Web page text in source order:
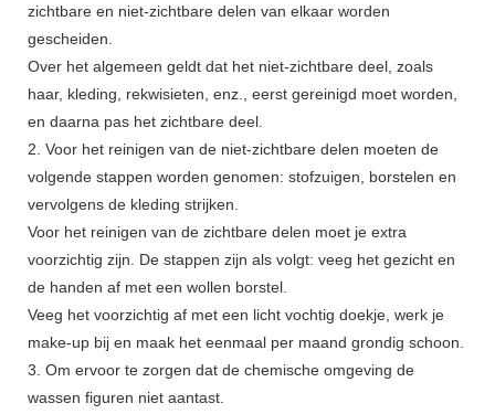
zichtbare en niet-zichtbare delen van elkaar worden
gescheiden.
Over het algemeen geldt dat het niet-zichtbare deel, zoals
haar, kleding, rekwisieten, enz., eerst gereinigd moet worden,
en daarna pas het zichtbare deel.
2. Voor het reinigen van de niet-zichtbare delen moeten de
volgende stappen worden genomen: stofzuigen, borstelen en
vervolgens de kleding strijken.
Voor het reinigen van de zichtbare delen moet je extra
voorzichtig zijn. De stappen zijn als volgt: veeg het gezicht en
de handen af ​​met een wollen borstel.
Veeg het voorzichtig af met een licht vochtig doekje, werk je
make-up bij en maak het eenmaal per maand grondig schoon.
3. Om ervoor te zorgen dat de chemische omgeving de
wassen figuren niet aantast.